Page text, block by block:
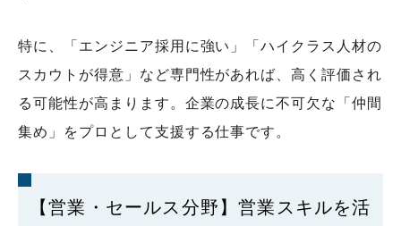
特に、「エンジニア採用に強い」「ハイクラス人材の
スカウトが得意」など専門性があれば、高く評価され
る可能性が高まります。企業の成長に不可欠な「仲間
集め」をプロとして支援する仕事です。
【営業・セールス分野】営業スキルを活